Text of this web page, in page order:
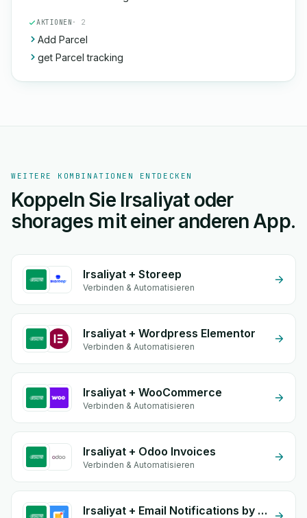
AKTIONEN · 2
Add Parcel
get Parcel tracking
WEITERE KOMBINATIONEN ENTDECKEN
Koppeln Sie Irsaliyat oder
shorages mit einer anderen App.
Irsaliyat + Storeep
Verbinden & Automatisieren
Irsaliyat + Wordpress Elementor
Verbinden & Automatisieren
Irsaliyat + WooCommerce
Verbinden & Automatisieren
Irsaliyat + Odoo Invoices
Verbinden & Automatisieren
Irsaliyat + Email Notifications by eGrow